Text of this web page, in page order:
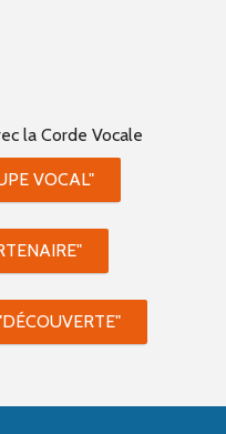
la Corde Vocale
VOCAL"